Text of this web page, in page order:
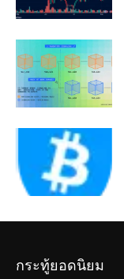
กระทู้ยอดนิยม